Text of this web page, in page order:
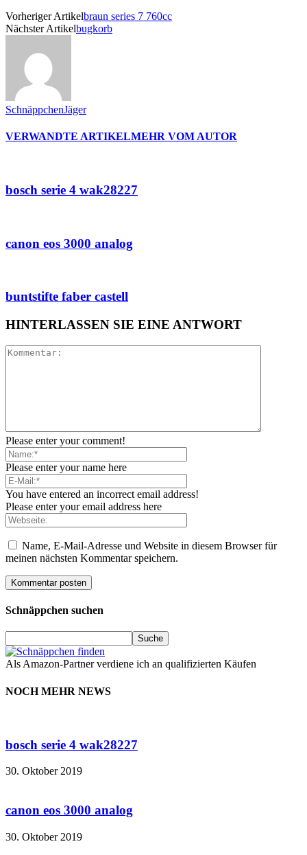
Vorheriger Artikelbraun series 7 760cc
Nächster Artikelbugkorb
SchnäppchenJäger
VERWANDTE ARTIKELMEHR VOM AUTOR
bosch serie 4 wak28227
canon eos 3000 analog
buntstifte faber castell
HINTERLASSEN SIE EINE ANTWORT
Please enter your comment!
Please enter your name here
You have entered an incorrect email address!
Please enter your email address here
Name, E-Mail-Adresse und Website in diesem Browser für
meinen nächsten Kommentar speichern.
Schnäppchen suchen
Als Amazon-Partner verdiene ich an qualifizierten Käufen
NOCH MEHR NEWS
bosch serie 4 wak28227
30. Oktober 2019
canon eos 3000 analog
30. Oktober 2019